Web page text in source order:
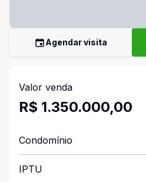
Agendar visita
Valor venda
R$ 1.350.000,00
Condomínio
IPTU